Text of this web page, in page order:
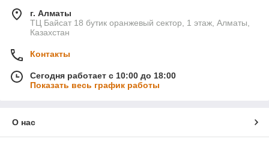
г. Алматы
ТЦ Байсат 18 бутик оранжевый сектор, 1 этаж, Алматы,
Казахстан
Контакты
Сегодня работает с 10:00 до 18:00
Показать весь график работы
О нас